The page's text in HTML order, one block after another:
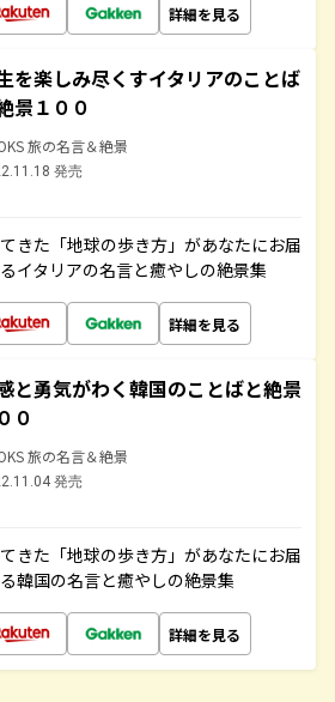
詳細を見る
を楽しみ尽くすイタリアのことば
景１００
旅の名言＆絶景
発売
きた「地球の歩き方」があなたにお届
イタリアの名言と癒やしの絶景集
詳細を見る
と勇気がわく韓国のことばと絶景
０
旅の名言＆絶景
発売
きた「地球の歩き方」があなたにお届
韓国の名言と癒やしの絶景集
詳細を見る